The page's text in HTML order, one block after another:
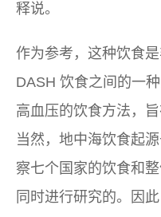
释说。
作为参考，这种饮食
DASH 饮食之间的一
高血压的饮食方法，
当然，地中海饮食起
察七个国家的饮食和
同时进行研究的。因